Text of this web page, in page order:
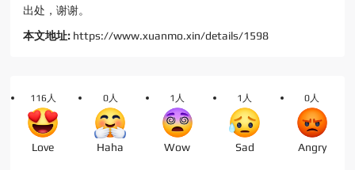
出处，谢谢。
本文地址: https://www.xuanmo.xin/details/1598
116人
Love
0人
Haha
1人
Wow
1人
Sad
0人
Angry